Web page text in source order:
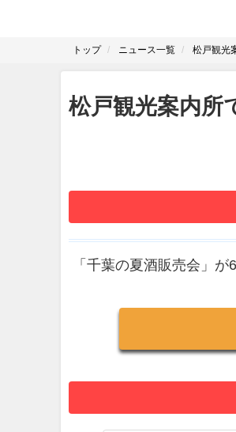
トップ ニュース一覧 松戸観光
松戸観光案内
「千葉の夏酒販売会」